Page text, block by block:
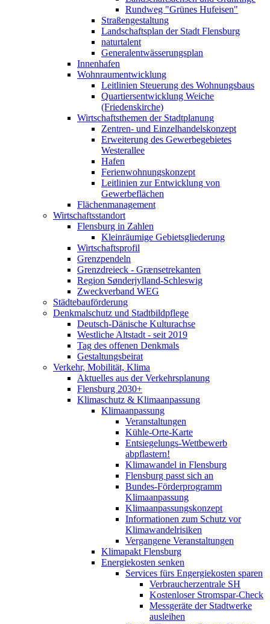
Rundweg "Grünes Hufeisen"
Straßengestaltung
Landschaftsplan der Stadt Flensburg
naturtalent
Generalentwässerungsplan
Innenhafen
Wohnraumentwicklung
Leitlinien Steuerung des Wohnungsbaus
Quartiersentwicklung Weiche
(Friedenskirche)
Wirtschaftsthemen der Stadtplanung
Zentren- und Einzelhandelskonzept
Erweiterung des Gewerbegebietes
Westerallee
Hafen
Ferienwohnungskonzept
Leitlinien zur Entwicklung von
Gewerbeflächen
Flächenmanagement
Wirtschaftsstandort
Flensburg in Zahlen
Kleinräumige Gebietsgliederung
Wirtschaftsprofil
Grenzpendeln
Grenzdreieck - Grænsetrekanten
Region Sønderjylland-Schleswig
Zweckverband WEG
Städtebauförderung
Denkmalschutz und Stadtbildpflege
Deutsch-Dänische Kulturachse
Westliche Altstadt - seit 2019
Tag des offenen Denkmals
Gestaltungsbeirat
Verkehr, Mobilität, Klima
Aktuelles aus der Verkehrsplanung
Flensburg 2030+
Klimaschutz & Klimaanpassung
Klimaanpassung
Veranstaltungen
Kühle-Orte-Karte
Entsiegelungs-Wettbewerb
abpflastern!
Klimawandel in Flensburg
Flensburg passt sich an
Bundes-Förderprogramm
Klimaanpassung
Klimaanpassungskonzept
Informationen zum Schutz vor
Klimawandelrisiken
Vergangene Veranstaltungen
Klimapakt Flensburg
Energiekosten senken
Services fürs Engergiekosten sparen
Verbraucherzentrale SH
Kostenloser Stromspar-Check
Messgeräte der Stadtwerke
ausleihen